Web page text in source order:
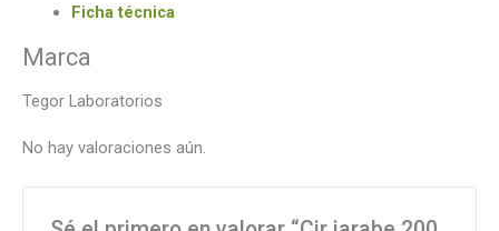
Ficha técnica
Marca
Tegor Laboratorios
No hay valoraciones aún.